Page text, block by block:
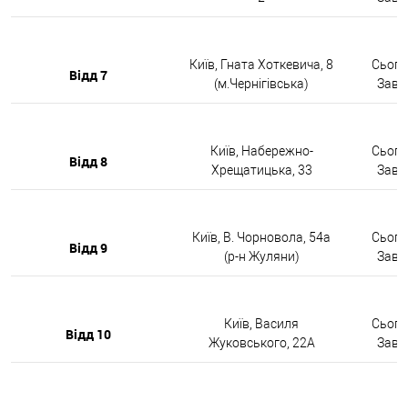
Відд 7
Київ, Гната Хоткевича, 8
(м.Чернігівська)
Відд 8
Київ, Набережно-
Хрещатицька, 33
Відд 9
Київ, В. Чорновола, 54а
(р-н Жуляни)
Відд 10
Київ, Василя
Жуковського, 22А